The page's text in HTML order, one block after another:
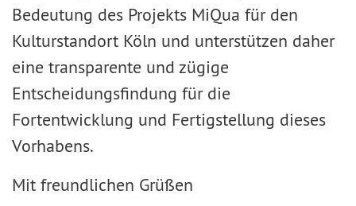
Bedeutung des Projekts MiQua für den
Kulturstandort Köln und unterstützen daher
eine transparente und zügige
Entscheidungsfindung für die
Fortentwicklung und Fertigstellung dieses
Vorhabens.
Mit freundlichen Grüßen